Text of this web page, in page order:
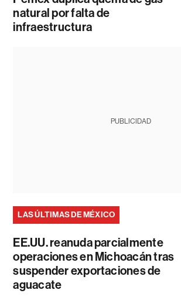
natural por falta de
infraestructura
PUBLICIDAD
LAS ÚLTIMAS DE MÉXICO
EE.UU. reanuda parcialmente
operaciones en Michoacán tras
suspender exportaciones de
aguacate